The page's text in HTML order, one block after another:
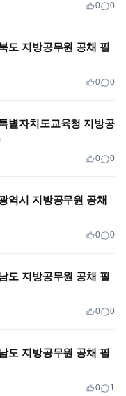
0 0
도 지방공무원 공채 필
0 0
별자치도교육청 지방공
0 0
역시 지방공무원 공채
0 0
도 지방공무원 공채 필
0 0
도 지방공무원 공채 필
0 1